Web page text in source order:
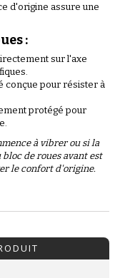
d'origine assure une
:
sur l'axe
conçue pour résister à
protégé pour
à vibrer ou si la
de roues avant est
le confort d'origine.